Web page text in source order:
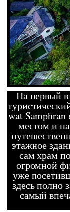
На первый
wat Samphran
местом и
этажное
сам храм
огромной
уже
здесь полно
самый